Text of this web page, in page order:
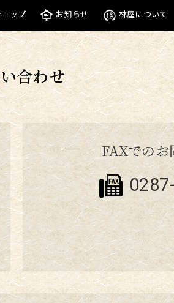
ップ お知らせ 林屋について
合わせ
FAXでのお